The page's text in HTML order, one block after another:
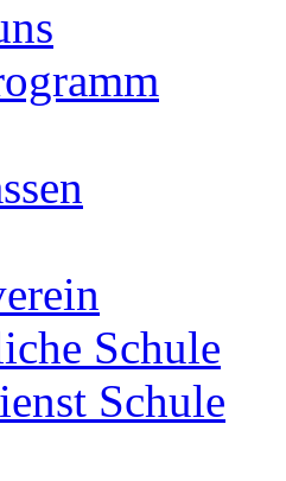
Schule
Schule